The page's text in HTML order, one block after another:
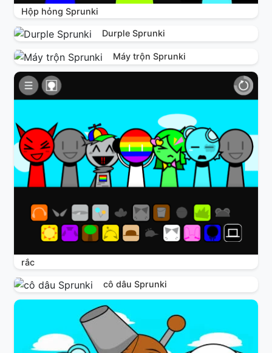
Hộp hỏng Sprunki
Durple Sprunki
Máy trộn Sprunki
rắc
cô dâu Sprunki